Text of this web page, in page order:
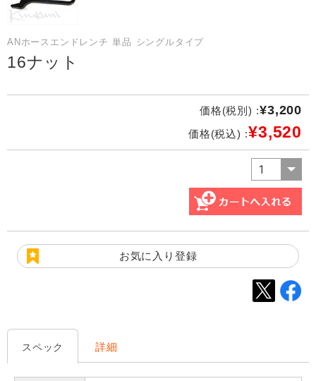
ANホースエンドレンチ 単品 シングルタイプ
16ナット
価格(税別) :¥3,200
価格(税込) :¥3,520
お気に入り登録
スペック 詳細